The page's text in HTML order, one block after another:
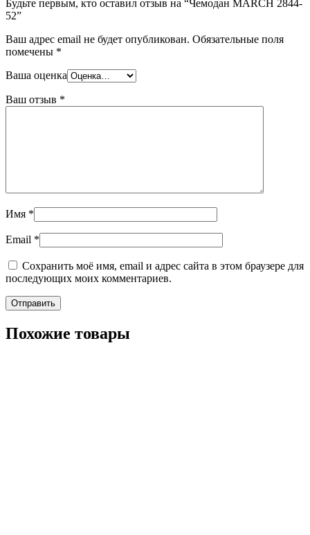
Будьте первым, кто оставил отзыв на “Чемодан MARCH 2844-
52”
Ваш адрес email не будет опубликован. Обязательные поля
помечены *
Ваша оценка
Ваш отзыв *
Имя *
Email *
Сохранить моё имя, email и адрес сайта в этом браузере для
последующих моих комментариев.
Похожие товары